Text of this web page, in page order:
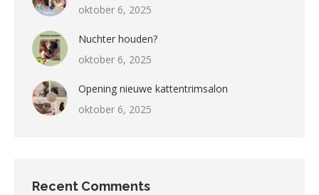
oktober 6, 2025
Nuchter houden?
oktober 6, 2025
Opening nieuwe kattentrimsalon
oktober 6, 2025
Recent Comments